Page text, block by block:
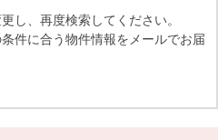
し、再度検索してください。
件に合う物件情報をメールでお届